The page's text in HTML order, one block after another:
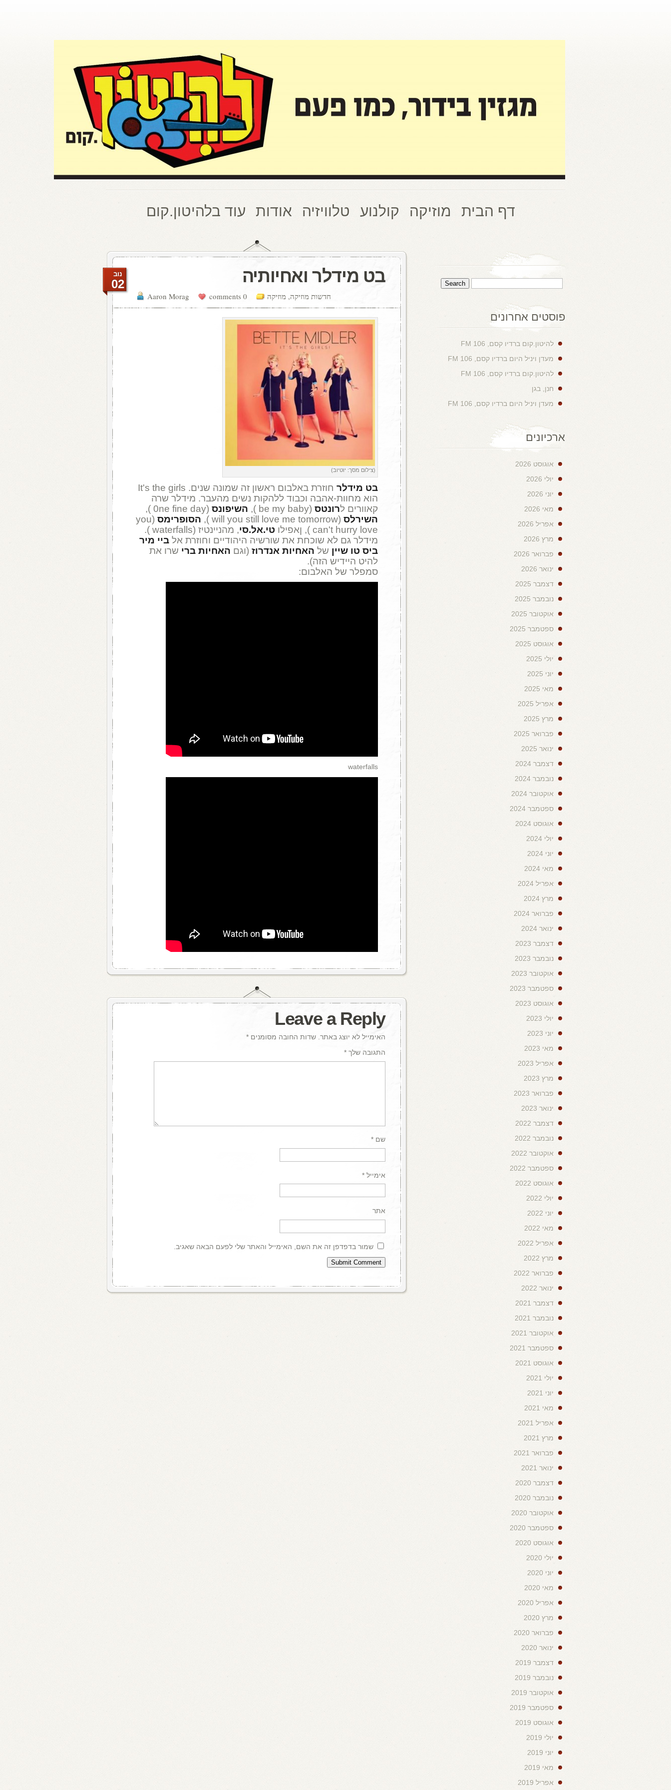
דף הבית מוזיקה קולנוע טלוויזיה אודות עוד בלהיטון.קום
בט מידלר ואחיותיה
Aaron Morag 0 comments חדשות מוזיקה, מוזיקה
נוב
02
(צילום מסך: יוטיוב)
בט מידלר
חוזרת באלבום ראשון זה שמונה שנים. It's the girls
הוא מחוות-אהבה וכבוד ללהקות נשים מהעבר. מידלר שרה
קאוורים לרונטס (be my baby ), השיפונס (0ne fine day ),
השירלס (will you still love me tomorrow ), הסופרימס (you
can't hurry love ), ןאפילו
טי.אל.סי
, מהניינטיז (waterfalls ).
מידלר גם לא שוכחת את שורשיה היהודיים וחוזרת אל ביי מיר
ביס טו שיין של האחיות אנדרוז (וגם האחיות ברי שרו את
להיט היידיש הזה).
סמפלר של האלבום:
waterfalls
Leave a Reply
האימייל לא יוצג באתר. שדות החובה מסומנים *
התגובה שלך *
שם *
אימייל *
אתר
שמור בדפדפן זה את השם, האימייל והאתר שלי לפעם הבאה שאגיב.
פוסטים אחרונים
להיטון.קום ברדיו קסם, 106 FM
מעדן ויניל היום ברדיו קסם, 106 FM
להיטון.קום ברדיו קסם, 106 FM
חנן, בגן
מעדן ויניל היום ברדיו קסם, 106 FM
ארכיונים
אוגוסט 2026
יולי 2026
יוני 2026
מאי 2026
אפריל 2026
מרץ 2026
פברואר 2026
ינואר 2026
דצמבר 2025
נובמבר 2025
אוקטובר 2025
ספטמבר 2025
אוגוסט 2025
יולי 2025
יוני 2025
מאי 2025
אפריל 2025
מרץ 2025
פברואר 2025
ינואר 2025
דצמבר 2024
נובמבר 2024
אוקטובר 2024
ספטמבר 2024
אוגוסט 2024
יולי 2024
יוני 2024
מאי 2024
אפריל 2024
מרץ 2024
פברואר 2024
ינואר 2024
דצמבר 2023
נובמבר 2023
אוקטובר 2023
ספטמבר 2023
אוגוסט 2023
יולי 2023
יוני 2023
מאי 2023
אפריל 2023
מרץ 2023
פברואר 2023
ינואר 2023
דצמבר 2022
נובמבר 2022
אוקטובר 2022
ספטמבר 2022
אוגוסט 2022
יולי 2022
יוני 2022
מאי 2022
אפריל 2022
מרץ 2022
פברואר 2022
ינואר 2022
דצמבר 2021
נובמבר 2021
אוקטובר 2021
ספטמבר 2021
אוגוסט 2021
יולי 2021
יוני 2021
מאי 2021
אפריל 2021
מרץ 2021
פברואר 2021
ינואר 2021
דצמבר 2020
נובמבר 2020
אוקטובר 2020
ספטמבר 2020
אוגוסט 2020
יולי 2020
יוני 2020
מאי 2020
אפריל 2020
מרץ 2020
פברואר 2020
ינואר 2020
דצמבר 2019
נובמבר 2019
אוקטובר 2019
ספטמבר 2019
אוגוסט 2019
יולי 2019
יוני 2019
מאי 2019
אפריל 2019